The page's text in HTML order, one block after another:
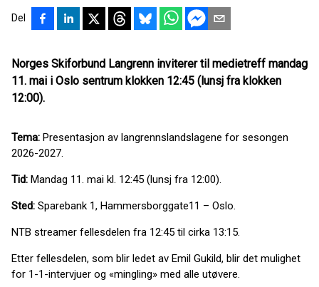
Del
Norges Skiforbund Langrenn inviterer til medietreff mandag
11. mai i Oslo sentrum klokken 12:45 (lunsj fra klokken
12:00).
Tema: Presentasjon av langrennslandslagene for sesongen
2026-2027.
Tid: Mandag 11. mai kl. 12:45 (lunsj fra 12:00).
Sted: Sparebank 1, Hammersborggate11 – Oslo.
NTB streamer fellesdelen fra 12:45 til cirka 13:15.
Etter fellesdelen, som blir ledet av Emil Gukild, blir det mulighet
for 1-1-intervjuer og «mingling» med alle utøvere.